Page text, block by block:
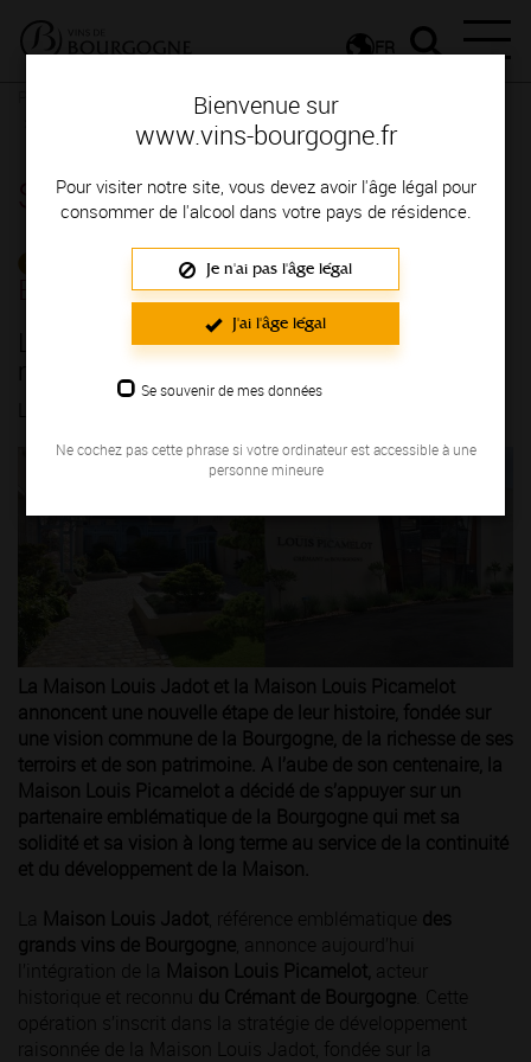
Bienvenue sur
www.vins-bourgogne.fr
Pour visiter notre site, vous devez avoir l'âge légal pour
consommer de l'alcool dans votre pays de résidence.
Je n'ai pas l'âge légal
J'ai l'âge légal
Se souvenir de mes données
Ne cochez pas cette phrase si votre ordinateur est accessible à une
personne mineure
FR
Communiqués de presse - Communiqués des entreprises
La Maison Louis Picamelot rejoint la maison Louis Jadot
Salle de presse
COMMUNIQUÉS DES
ENTREPRISES
La Maison Louis Picamelot rejoint la
maison Louis Jadot
La Maison Louis Jadot et la Maison Louis Picamelot
annoncent une nouvelle étape de leur histoire, fondée sur
une vision commune de la Bourgogne, de la richesse de ses
terroirs et de son patrimoine. A l’aube de son centenaire, la
Maison Louis Picamelot a décidé de s’appuyer sur un
partenaire emblématique de la Bourgogne qui met sa
solidité et sa vision à long terme au service de la continuité
et du développement de la Maison.
La Maison Louis Jadot , référence emblématique des
grands vins de Bourgogne , annonce aujourd’hui
l’intégration de la Maison Louis Picamelot, acteur
historique et reconnu du Crémant de Bourgogne . Cette
opération s’inscrit dans la stratégie de développement
raisonnée de la Maison Louis Jadot, fondée sur la